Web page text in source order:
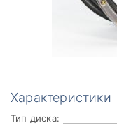
Характеристики
Тип диска: